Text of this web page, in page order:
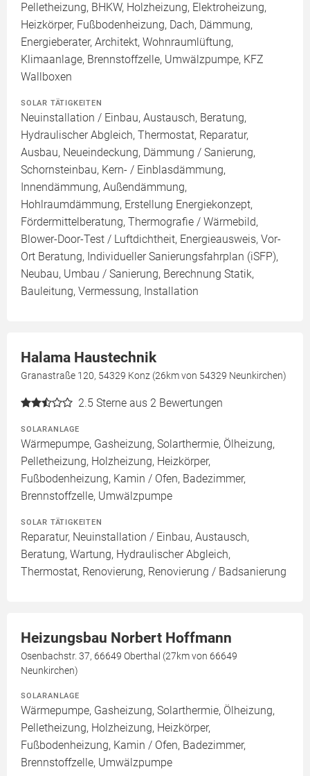
Pelletheizung, BHKW, Holzheizung, Elektroheizung,
Heizkörper, Fußbodenheizung, Dach, Dämmung,
Energieberater, Architekt, Wohnraumlüftung,
Klimaanlage, Brennstoffzelle, Umwälzpumpe, KFZ
Wallboxen
SOLAR TÄTIGKEITEN
Neuinstallation / Einbau, Austausch, Beratung,
Hydraulischer Abgleich, Thermostat, Reparatur,
Ausbau, Neueindeckung, Dämmung / Sanierung,
Schornsteinbau, Kern- / Einblasdämmung,
Innendämmung, Außendämmung,
Hohlraumdämmung, Erstellung Energiekonzept,
Fördermittelberatung, Thermografie / Wärmebild,
Blower-Door-Test / Luftdichtheit, Energieausweis, Vor-
Ort Beratung, Individueller Sanierungsfahrplan (iSFP),
Neubau, Umbau / Sanierung, Berechnung Statik,
Bauleitung, Vermessung, Installation
Halama Haustechnik
Granastraße 120, 54329 Konz (26km von 54329 Neunkirchen)
2.5 Sterne aus 2 Bewertungen
SOLARANLAGE
Wärmepumpe, Gasheizung, Solarthermie, Ölheizung,
Pelletheizung, Holzheizung, Heizkörper,
Fußbodenheizung, Kamin / Ofen, Badezimmer,
Brennstoffzelle, Umwälzpumpe
SOLAR TÄTIGKEITEN
Reparatur, Neuinstallation / Einbau, Austausch,
Beratung, Wartung, Hydraulischer Abgleich,
Thermostat, Renovierung, Renovierung / Badsanierung
Heizungsbau Norbert Hoffmann
Osenbachstr. 37, 66649 Oberthal (27km von 66649
Neunkirchen)
SOLARANLAGE
Wärmepumpe, Gasheizung, Solarthermie, Ölheizung,
Pelletheizung, Holzheizung, Heizkörper,
Fußbodenheizung, Kamin / Ofen, Badezimmer,
Brennstoffzelle, Umwälzpumpe